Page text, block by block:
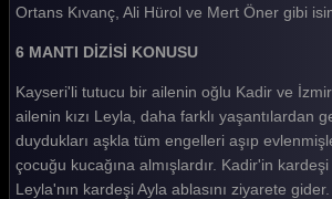
6 Mantı 11. Bölüm
6 Mantı 10. Bölüm
6 Mantı 9. Bölüm
6 Mantı 8. Bölüm
6 Mantı 7. Bölüm
Ortans Kıvanç, Ali Hürol ve Mert Öner gibi
6 MANTI DİZİSİ KONUSU
Kayseri'li tutucu bir ailenin oğlu Kadir ve
ailenin kızı Leyla, daha farklı yaşantılardan
duydukları aşkla tüm engelleri aşıp
çocuğu kucağına almışlardır. Kadir'in
Leyla'nın kardeşi Ayla ablasını ziyarete